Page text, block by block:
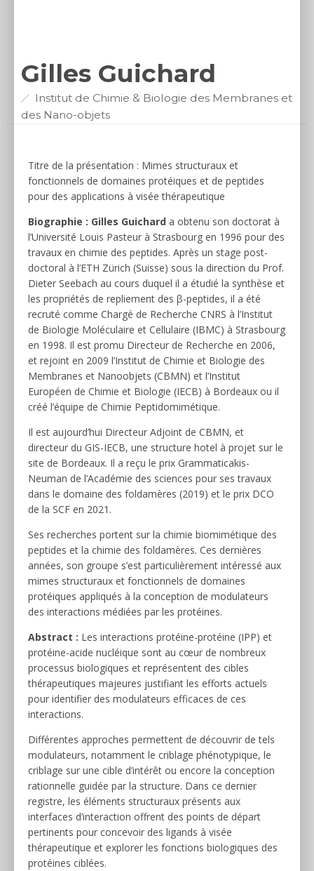
Gilles Guichard
Institut de Chimie & Biologie des Membranes et
des Nano-objets
Titre de la présentation : Mimes structuraux et
fonctionnels de domaines protéiques et de peptides
pour des applications à visée thérapeutique
Biographie : Gilles Guichard a obtenu son doctorat à
l’Université Louis Pasteur à Strasbourg en 1996 pour des
travaux en chimie des peptides. Après un stage post-
doctoral à l’ETH Zürich (Suisse) sous la direction du Prof.
Dieter Seebach au cours duquel il a étudié la synthèse et
les propriétés de repliement des β-peptides, il a été
recruté comme Chargé de Recherche CNRS à l’Institut
de Biologie Moléculaire et Cellulaire (IBMC) à Strasbourg
en 1998. Il est promu Directeur de Recherche en 2006,
et rejoint en 2009 l’Institut de Chimie et Biologie des
Membranes et Nanoobjets (CBMN) et l’Institut
Européen de Chimie et Biologie (IECB) à Bordeaux ou il
créé l’équipe de Chimie Peptidomimétique.
Il est aujourd’hui Directeur Adjoint de CBMN, et
directeur du GIS-IECB, une structure hotel à projet sur le
site de Bordeaux. Il a reçu le prix Grammaticakis-
Neuman de l’Académie des sciences pour ses travaux
dans le domaine des foldamères (2019) et le prix DCO
de la SCF en 2021.
Ses recherches portent sur la chimie biomimétique des
peptides et la chimie des foldamères. Ces dernières
années, son groupe s’est particulièrement intéressé aux
mimes structuraux et fonctionnels de domaines
protéiques appliqués à la conception de modulateurs
des interactions médiées par les protéines.
Abstract : Les interactions protéine-protéine (IPP) et
protéine-acide nucléique sont au cœur de nombreux
processus biologiques et représentent des cibles
thérapeutiques majeures justifiant les efforts actuels
pour identifier des modulateurs efficaces de ces
interactions.
Différentes approches permettent de découvrir de tels
modulateurs, notamment le criblage phénotypique, le
criblage sur une cible d’intérêt ou encore la conception
rationnelle guidée par la structure. Dans ce dernier
registre, les éléments structuraux présents aux
interfaces d’interaction offrent des points de départ
pertinents pour concevoir des ligands à visée
thérapeutique et explorer les fonctions biologiques des
protéines ciblées.